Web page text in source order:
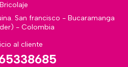
Bricolaje
San francisco - Bucaramanga
- Colombia
al cliente